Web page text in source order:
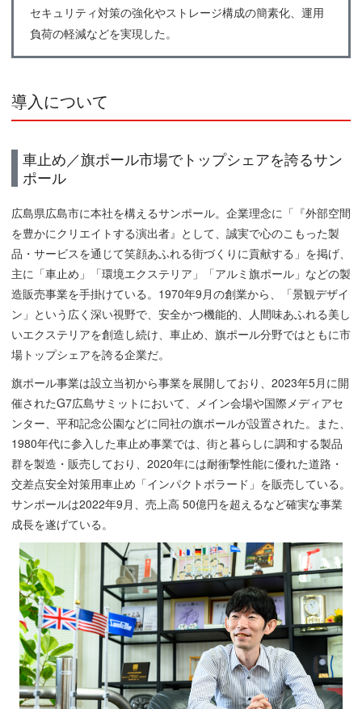
セキュリティ対策の強化やストレージ構成の簡素化、運用
負荷の軽減などを実現した。
導入について
車止め／旗ポール市場でトップシェアを誇るサン
ポール
広島県広島市に本社を構えるサンポール。企業理念に「『外部空間
を豊かにクリエイトする演出者』として、誠実で心のこもった製
品・サービスを通じて笑顔あふれる街づくりに貢献する」を掲げ、
主に「車止め」「環境エクステリア」「アルミ旗ポール」などの製
造販売事業を手掛けている。1970年9月の創業から、「景観デザイ
ン」という広く深い視野で、安全かつ機能的、人間味あふれる美し
いエクステリアを創造し続け、車止め、旗ポール分野ではともに市
場トップシェアを誇る企業だ。
旗ポール事業は設立当初から事業を展開しており、2023年5月に開
催されたG7広島サミットにおいて、メイン会場や国際メディアセ
ンター、平和記念公園などに同社の旗ポールが設置された。また、
1980年代に参入した車止め事業では、街と暮らしに調和する製品
群を製造・販売しており、2020年には耐衝撃性能に優れた道路・
交差点安全対策用車止め「インパクトボラード」を販売している。
サンポールは2022年9月、売上高 50億円を超えるなど確実な事業
成長を遂げている。